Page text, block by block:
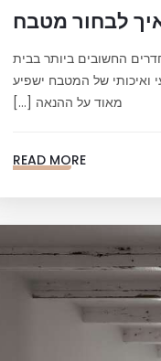
לבחור מטבח
החשובים ביותר בבית
ואיכותי של המטבח ישפיע
מאוד על ההנאה […]
READ MORE